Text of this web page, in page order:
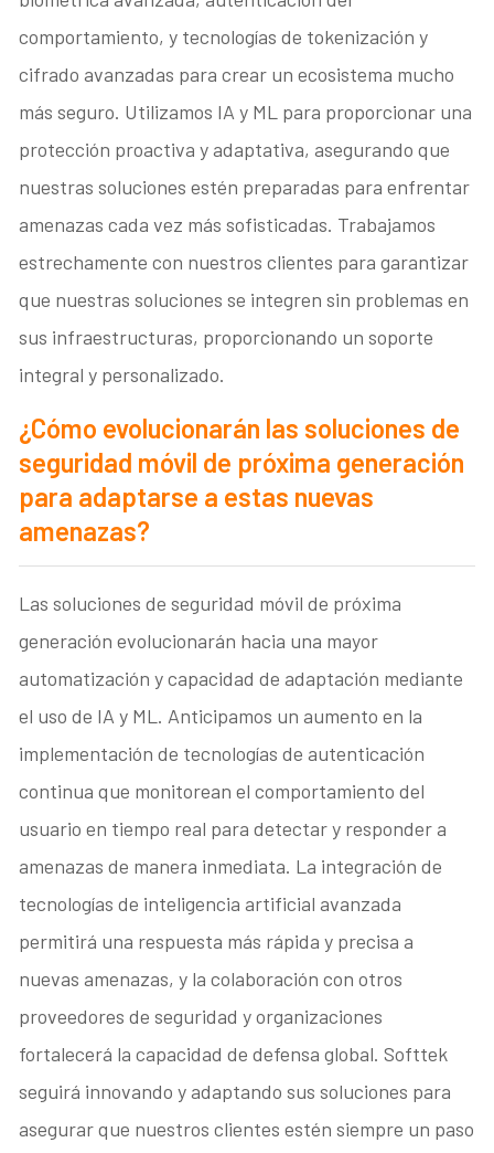
comportamiento, y tecnologías de tokenización y
cifrado avanzadas para crear un ecosistema mucho
más seguro. Utilizamos IA y ML para proporcionar una
protección proactiva y adaptativa, asegurando que
nuestras soluciones estén preparadas para enfrentar
amenazas cada vez más sofisticadas. Trabajamos
estrechamente con nuestros clientes para garantizar
que nuestras soluciones se integren sin problemas en
sus infraestructuras, proporcionando un soporte
integral y personalizado.
¿Cómo evolucionarán las soluciones de
seguridad móvil de próxima generación
para adaptarse a estas nuevas
amenazas?
Las soluciones de seguridad móvil de próxima
generación evolucionarán hacia una mayor
automatización y capacidad de adaptación mediante
el uso de IA y ML. Anticipamos un aumento en la
implementación de tecnologías de autenticación
continua que monitorean el comportamiento del
usuario en tiempo real para detectar y responder a
amenazas de manera inmediata. La integración de
tecnologías de inteligencia artificial avanzada
permitirá una respuesta más rápida y precisa a
nuevas amenazas, y la colaboración con otros
proveedores de seguridad y organizaciones
fortalecerá la capacidad de defensa global. Softtek
seguirá innovando y adaptando sus soluciones para
asegurar que nuestros clientes estén siempre un paso